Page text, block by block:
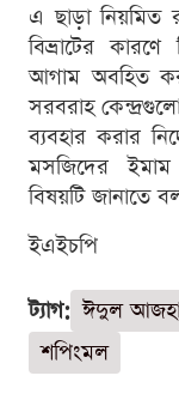
এ ছাড়া নিয়মিত
বিভ্রাটের
আগাম অবহিত
সরবরাহ
ব্যবহার করার
মসজিদের ইমাম
বিষয়টি জানাতে
ইএইচপি
ট্যাগ: ঈদুল
শপিংমল